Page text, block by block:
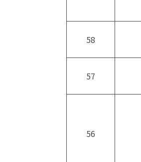
58
57
56